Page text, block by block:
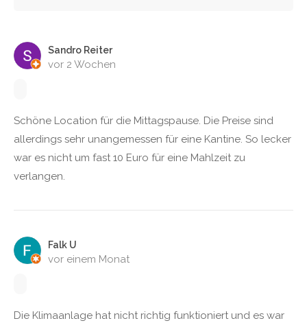
Sandro Reiter
vor 2 Wochen
Schöne Location für die Mittagspause. Die Preise sind
allerdings sehr unangemessen für eine Kantine. So lecker
war es nicht um fast 10 Euro für eine Mahlzeit zu
verlangen.
Falk U
vor einem Monat
Die Klimaanlage hat nicht richtig funktioniert und es war